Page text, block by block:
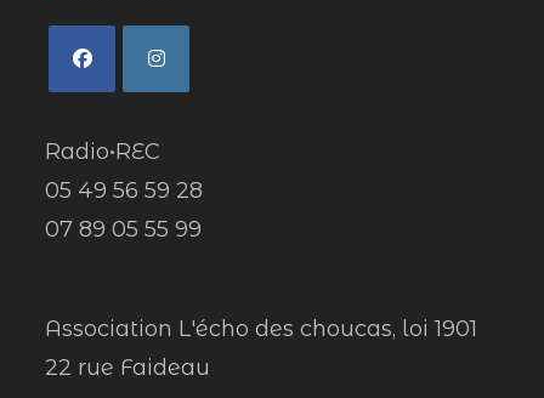
Radio•REC
05 49 56 59 28
07 89 05 55 99
Association L'écho des choucas, loi 1901
22 rue Faideau